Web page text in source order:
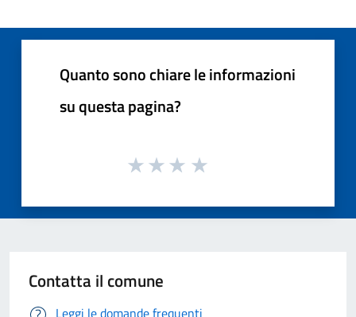
Quanto sono chiare le informazioni
su questa pagina?
Contatta il comune